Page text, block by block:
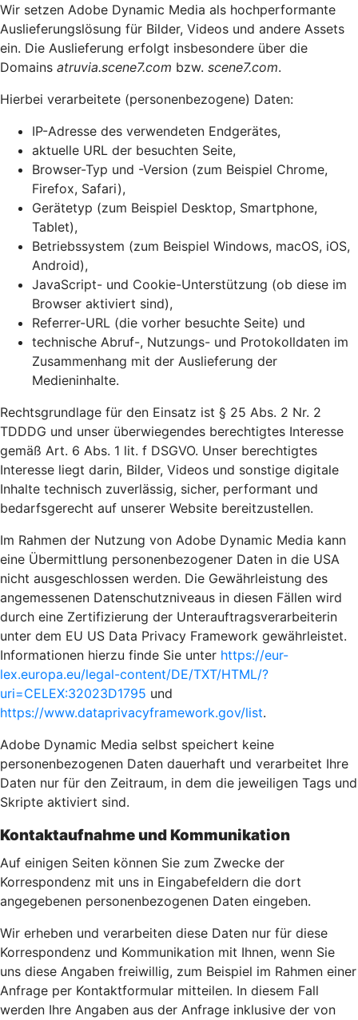
Wir setzen Adobe Dynamic Media als hochperformante
Auslieferungslösung für Bilder, Videos und andere Assets
ein. Die Auslieferung erfolgt insbesondere über die
Domains atruvia.scene7.com bzw. scene7.com.
Hierbei verarbeitete (personenbezogene) Daten:
IP-Adresse des verwendeten Endgerätes,
aktuelle URL der besuchten Seite,
Browser-Typ und -Version (zum Beispiel Chrome,
Firefox, Safari),
Gerätetyp (zum Beispiel Desktop, Smartphone,
Tablet),
Betriebssystem (zum Beispiel Windows, macOS, iOS,
Android),
JavaScript- und Cookie-Unterstützung (ob diese im
Browser aktiviert sind),
Referrer-URL (die vorher besuchte Seite) und
technische Abruf-, Nutzungs- und Protokolldaten im
Zusammenhang mit der Auslieferung der
Medieninhalte.
Rechtsgrundlage für den Einsatz ist § 25 Abs. 2 Nr. 2
TDDDG und unser überwiegendes berechtigtes Interesse
gemäß Art. 6 Abs. 1 lit. f DSGVO. Unser berechtigtes
Interesse liegt darin, Bilder, Videos und sonstige digitale
Inhalte technisch zuverlässig, sicher, performant und
bedarfsgerecht auf unserer Website bereitzustellen.
Im Rahmen der Nutzung von Adobe Dynamic Media kann
eine Übermittlung personenbezogener Daten in die USA
nicht ausgeschlossen werden. Die Gewährleistung des
angemessenen Datenschutzniveaus in diesen Fällen wird
durch eine Zertifizierung der Unterauftragsverarbeiterin
unter dem EU US Data Privacy Framework gewährleistet.
Informationen hierzu finde Sie unter https://eur-
lex.europa.eu/legal-content/DE/TXT/HTML/?
uri=CELEX:32023D1795 und
https://www.dataprivacyframework.gov/list.
Adobe Dynamic Media selbst speichert keine
personenbezogenen Daten dauerhaft und verarbeitet Ihre
Daten nur für den Zeitraum, in dem die jeweiligen Tags und
Skripte aktiviert sind.
Kontaktaufnahme und Kommunikation
Auf einigen Seiten können Sie zum Zwecke der
Korrespondenz mit uns in Eingabefeldern die dort
angegebenen personenbezogenen Daten eingeben.
Wir erheben und verarbeiten diese Daten nur für diese
Korrespondenz und Kommunikation mit Ihnen, wenn Sie
uns diese Angaben freiwillig, zum Beispiel im Rahmen einer
Anfrage per Kontaktformular mitteilen. In diesem Fall
werden Ihre Angaben aus der Anfrage inklusive der von